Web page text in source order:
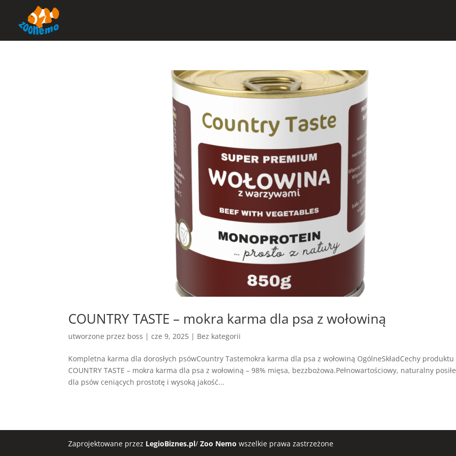
COUNTRY TASTE – mokra karma dla psa z wołowiną
utworzone przez boss |cze 9, 2025 | Bez kategorii
Kompletna karma dla dorosłych psówCountry Tastemokra karma dla psa z wołowiną OgólneSkładCechy produktu
COUNTRY TASTE – mokra karma dla psa z wołowiną – 98% mięsa, bezzbożowa.Pełnowartościowy, naturalny
dla psów ceniących prostotę i wysoką jakość...
Zaprojektowane przez LegioBiznes.pl/Zoo Nemo wszelkie prawa zastrzeżone